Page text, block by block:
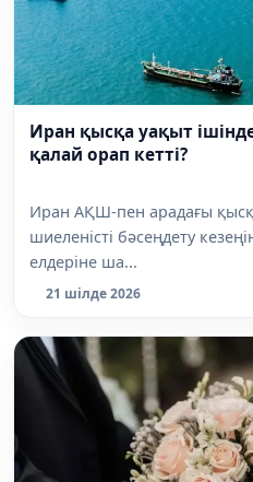
Иран қысқа уақыт
қалай орап кетті?
Иран АҚШ-пен арадағы қысқа
шиеленісті бәсеңдету
елдеріне ша...
21 шілде 2026